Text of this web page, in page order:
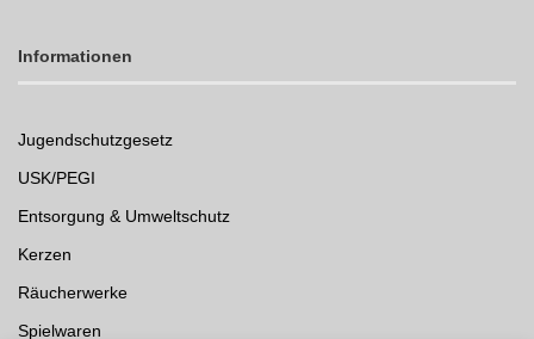
Informationen
Jugendschutzgesetz
USK/PEGI
Entsorgung & Umweltschutz
Kerzen
Räucherwerke
Spielwaren